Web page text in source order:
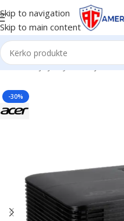
Skip to navigation
Skip to main content
Kreu/Pajisje Zyre/Projektorë
-30%